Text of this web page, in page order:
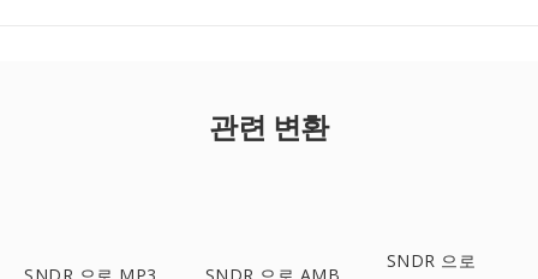
관련 변환
SNDR 으로 MP3 SNDR 으로 AMB
SNDR 으로